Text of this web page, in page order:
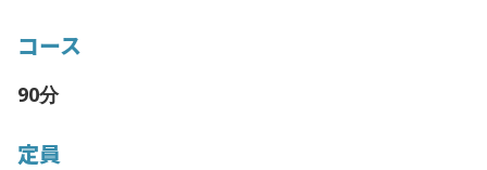
コース
90分
定員